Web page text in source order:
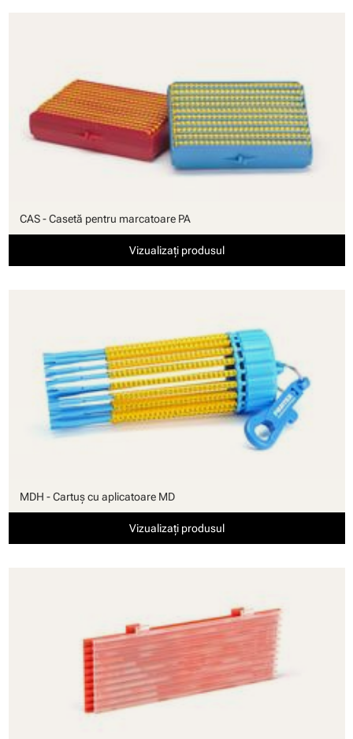
CAS - Casetă pentru marcatoare PA
Vizualizați produsul
MDH - Cartuş cu aplicatoare MD
Vizualizați produsul